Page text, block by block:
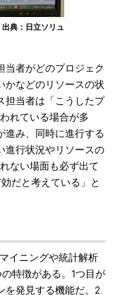
典：日立ソリュ
者がどのプロジェク
かなどのリソースの状
担当者は「こうしたプ
れている場合が多
進み、同時に進行する
進行状況やリソースの
ない場面も必ず出て
だと考えている」と
イニングや統計解析
特徴がある。1つ目が
を発見する機能だ。2